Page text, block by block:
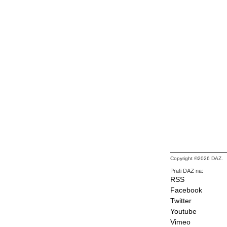
Copyright ©2026 DAZ.
Prati DAZ na:
RSS
Facebook
Twitter
Youtube
Vimeo